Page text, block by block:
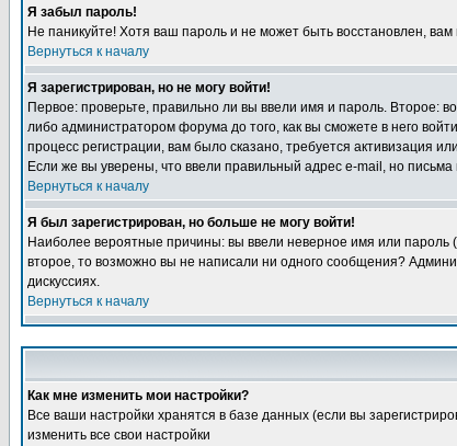
Я забыл пароль!
Не паникуйте! Хотя ваш пароль и не может быть восстановлен,
Вернуться к началу
Я зарегистрирован, но не могу войти!
Первое: проверьте, правильно ли вы ввели имя и пароль. Второе:
либо администратором форума до того, как вы сможете в него
процесс регистрации, вам было сказано, требуется активизация
Если же вы уверены, что ввели правильный адрес e-mail, но
Вернуться к началу
Я был зарегистрирован, но больше не могу войти!
Наиболее вероятные причины: вы ввели неверное имя или пароль
второе, то возможно вы не написали ни одного сообщения?
дискуссиях.
Вернуться к началу
Как мне изменить мои настройки?
Все ваши настройки хранятся в базе данных (если вы
изменить все свои настройки